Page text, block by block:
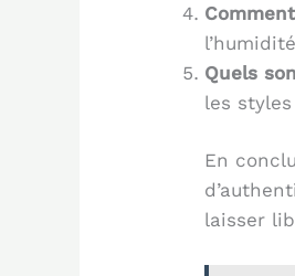
Quels
les
En
laisser